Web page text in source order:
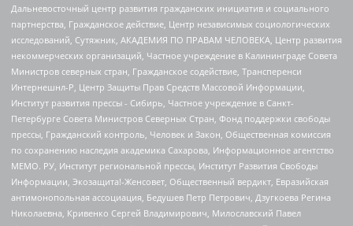
Дальневосточный центр развития гражданских инициатив и социального
партнерства, Гражданское действие, Центр независимых социологических
исследований, Сутяжник, АКАДЕМИЯ ПО ПРАВАМ ЧЕЛОВЕКА, Центр развития
некоммерческих организаций, Частное учреждение в Калининграде Совета
Министров северных стран, Гражданское содействие, Трансперенси
Интернешнл-Р, Центр Защиты Прав Средств Массовой Информации,
Институт развития прессы - Сибирь, Частное учреждение в Санкт-
Петербурге Совета Министров Северных Стран, Фонд поддержки свободы
прессы, Гражданский контроль, Человек и Закон, Общественная комиссия
по сохранению наследия академика Сахарова, Информационное агентство
МЕМО. РУ, Институт региональной прессы, Институт Развития Свободы
Информации, Экозащита!-Женсовет, Общественный вердикт, Евразийская
антимонопольная ассоциация, Бедушев Петр Петрович, Дзугкоева Регина
Николаевна, Кривенко Сергей Владимирович, Милославский Павел